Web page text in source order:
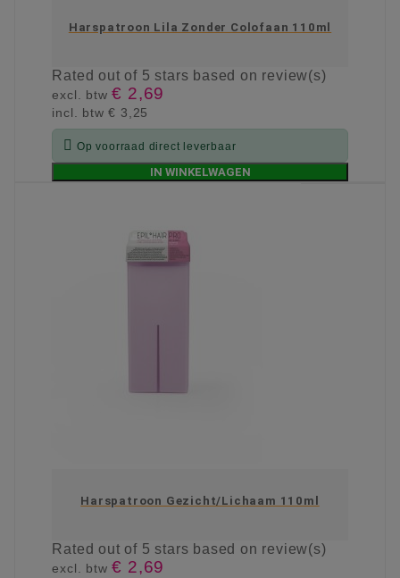
Harspatroon Lila Zonder Colofaan 110ml
Ratedout of 5 stars based on review(s)
excl. btw€ 2,69
incl. btw€ 3,25
 Op voorraad direct leverbaar
IN WINKELWAGEN
Harspatroon Gezicht/Lichaam 110ml
Ratedout of 5 stars based on review(s)
excl. btw€ 2,69